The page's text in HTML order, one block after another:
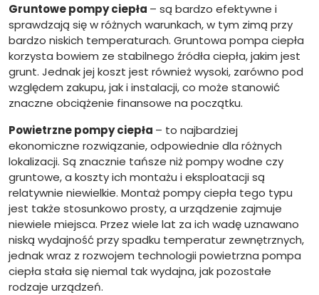
Gruntowe pompy ciepła – są bardzo efektywne i
sprawdzają się w różnych warunkach, w tym zimą przy
bardzo niskich temperaturach. Gruntowa pompa ciepła
korzysta bowiem ze stabilnego źródła ciepła, jakim jest
grunt. Jednak jej koszt jest również wysoki, zarówno pod
względem zakupu, jak i instalacji, co może stanowić
znaczne obciążenie finansowe na początku.
Powietrzne pompy ciepła – to najbardziej
ekonomiczne rozwiązanie, odpowiednie dla różnych
lokalizacji. Są znacznie tańsze niż pompy wodne czy
gruntowe, a koszty ich montażu i eksploatacji są
relatywnie niewielkie. Montaż pompy ciepła tego typu
jest także stosunkowo prosty, a urządzenie zajmuje
niewiele miejsca. Przez wiele lat za ich wadę uznawano
niską wydajność przy spadku temperatur zewnętrznych,
jednak wraz z rozwojem technologii powietrzna pompa
ciepła stała się niemal tak wydajna, jak pozostałe
rodzaje urządzeń.